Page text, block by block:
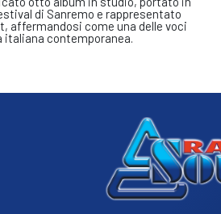
di Sanremo e rappresentato
affermandosi come una delle voci
contemporanea.